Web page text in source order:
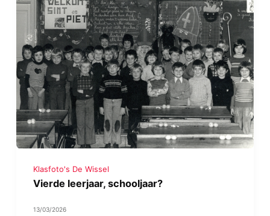
Klasfoto's De Wissel
Vierde leerjaar, schooljaar?
13/03/2026